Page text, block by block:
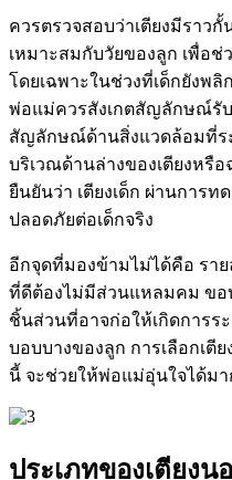
ควรตรวจสอบว่าเตียงมีราว
เหมาะสมกับวัยของลูก เพื่อช่
โดยเฉพาะในช่วงที่เด็กยังพ
พ่อแม่ควรสังเกตสัญลักษณ์รั
สัญลักษณ์ด้านสิ่งแวดล้อมที่
บริเวณด้านล่างของเตียงห
ยืนยันว่า เตียงเด็ก ผ่านการ
ปลอดภัยต่อเด็กจริง
อีกจุดที่มองข้ามไม่ได้คือ ราย
ที่ดีต้องไม่มีส่วนแหลมคม ขอ
ชิ้นส่วนที่อาจก่อให้เกิดการร
บอบบางของลูก การเลือกเตีย
นี้ จะช่วยให้พ่อแม่อุ่นใจได้ม
ประเภทของเตียง